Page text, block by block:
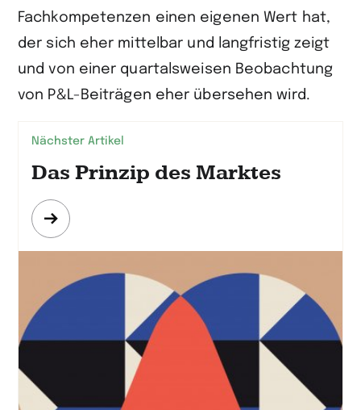
Fachkompetenzen einen eigenen Wert hat,
der sich eher mittelbar und langfristig zeigt
und von einer quartalsweisen Beobachtung
von P&L-Beiträgen eher übersehen wird.
Nächster Artikel
Das Prinzip des Marktes
Mehr
erfahren